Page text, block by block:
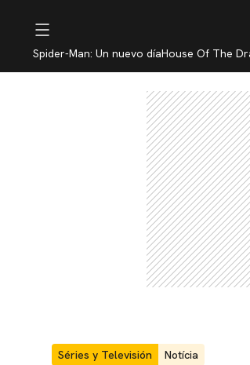
Spider-Man: Un nuevo díaHouse Of The
Séries y Televisión Notícia